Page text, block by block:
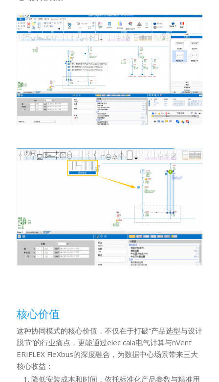
核心价值
这种协同模式的核心价值，不仅在于打破“产品选型与设计
脱节”的行业痛点，更能通过elec cala电气计算与nVent
ERIFLEX FleXbus的深度融合，为数据中心场景带来三大
核心收益：
降低安装成本和时间，依托标准化产品参数与精准用